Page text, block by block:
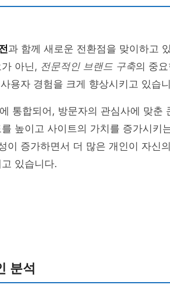
과 함께 새로운 전환점을 맞이하고
아닌, 전문적인 브랜드 구축의 중
용자 경험을 크게 향상시키고 있습
통합되어, 방문자의 관심사에 맞춘
높이고 사이트의 가치를 증가시키
이 증가하면서 더 많은 개인이 자신
있습니다.
분석